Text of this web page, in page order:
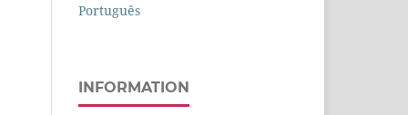
Português
INFORMATION